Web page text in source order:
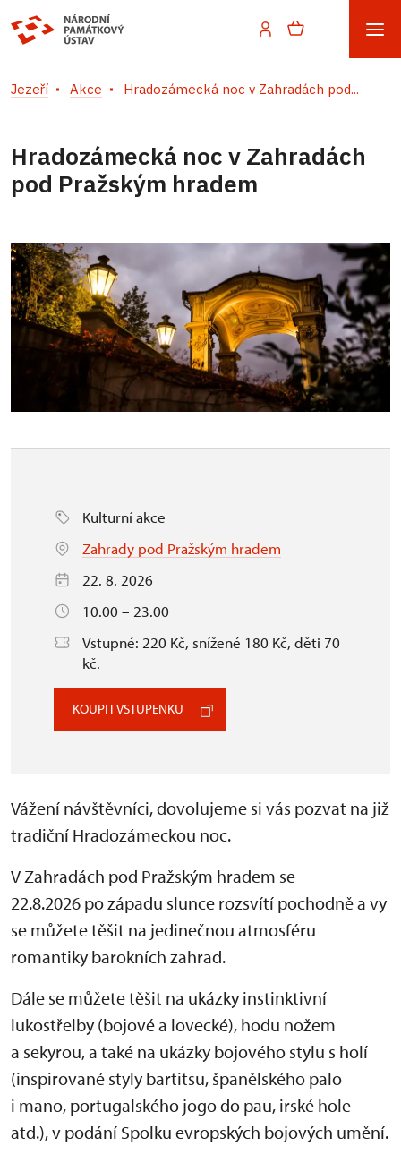
Jezeří Akce Hradozámecká noc v Zahradách pod...
Hradozámecká noc v Zahradách
pod Pražským hradem
Kulturní akce
Zahrady pod Pražským hradem
22. 8. 2026
10.00 – 23.00
Vstupné: 220 Kč, snížené 180 Kč, děti 70
kč.
KOUPIT VSTUPENKU
Vážení návštěvníci, dovolujeme si vás pozvat na již
tradiční Hradozámeckou noc.
V Zahradách pod Pražským hradem se
22.8.2026 po západu slunce rozsvítí pochodně a vy
se můžete těšit na jedinečnou atmosféru
romantiky barokních zahrad.
Dále se můžete těšit na ukázky instinktivní
lukostřelby (bojové a lovecké), hodu nožem
a sekyrou, a také na ukázky bojového stylu s holí
(inspirované styly bartitsu, španělského palo
i mano, portugalského jogo do pau, irské hole
atd.), v podání Spolku evropských bojových umění.